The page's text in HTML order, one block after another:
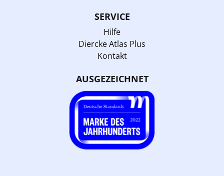
SERVICE
Hilfe
Diercke Atlas Plus
Kontakt
AUSGEZEICHNET